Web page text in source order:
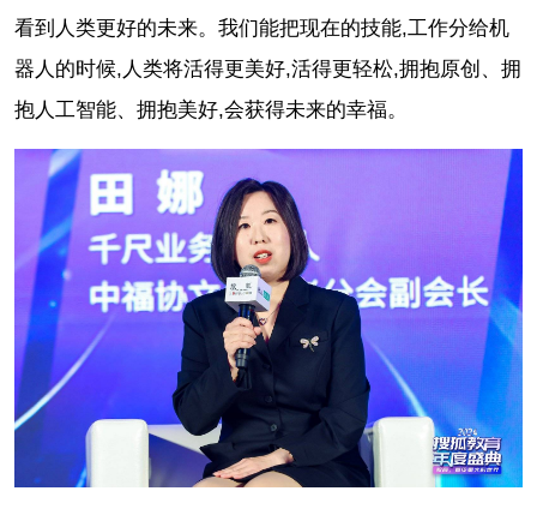
看到人类更好的未来。我们能把现在的技能,工作分给机
器人的时候,人类将活得更美好,活得更轻松,拥抱原创、拥
抱人工智能、拥抱美好,会获得未来的幸福。